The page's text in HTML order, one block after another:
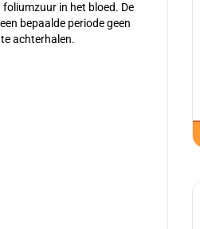
in het bloed. De
bepaalde periode geen
achterhalen.